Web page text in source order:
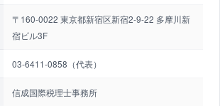
〒160-0022 東京都新宿区新宿2-9-22 多摩川新
宿ビル3F
03-6411-0858（代表）
信成国際税理士事務所